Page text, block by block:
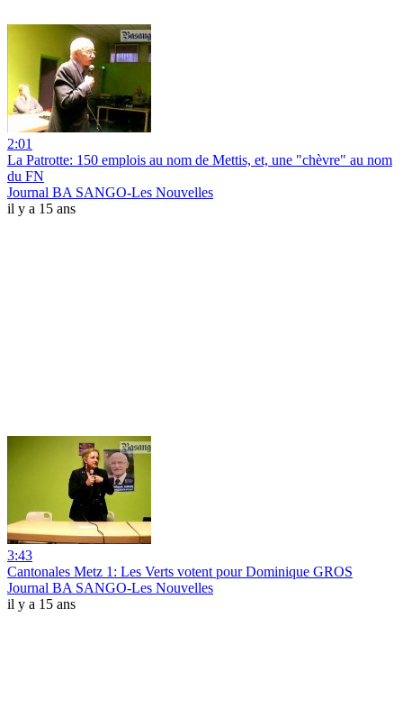
2:01
La Patrotte: 150 emplois au nom de Mettis, et, une "chèvre" au nom
du FN
Journal BA SANGO-Les Nouvelles
il y a 15 ans
3:43
Cantonales Metz 1: Les Verts votent pour Dominique GROS
Journal BA SANGO-Les Nouvelles
il y a 15 ans